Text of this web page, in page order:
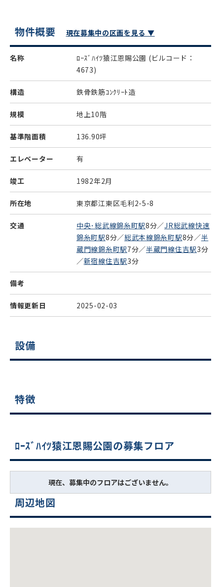
物件概要 現在募集中の区画を見る ▼
名称 ﾛｰｽﾞﾊｲﾂ猿江恩賜公園 (ビルコード：
4673)
構造 鉄骨鉄筋ｺﾝｸﾘｰﾄ造
規模 地上10階
基準階面積 136.90坪
エレベーター 有
竣工 1982年2月
所在地 東京都江東区毛利2-5-8
交通 中央･総武線錦糸町駅8分／JR総武線快速
錦糸町駅8分／総武本線錦糸町駅8分／半
蔵門線錦糸町駅7分／半蔵門線住吉駅3分
／新宿線住吉駅3分
備考
情報更新日 2025-02-03
設備
特徴
ﾛｰｽﾞﾊｲﾂ猿江恩賜公園の募集フロア
現在、募集中のフロアはございません。
周辺地図